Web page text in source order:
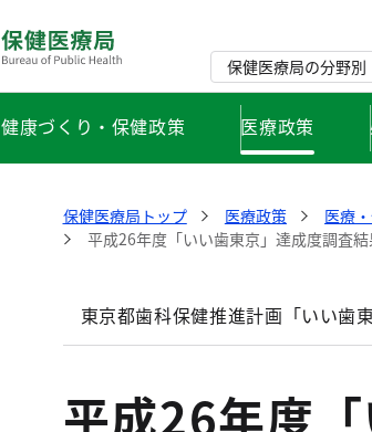
保健医療局の分野別
健康づくり・保健政策 医療政策
保健医療局トップ 医療政策 医療
平成26年度「いい歯東京」達成度調査結
東京都歯科保健推進計画「いい歯
平成26年度